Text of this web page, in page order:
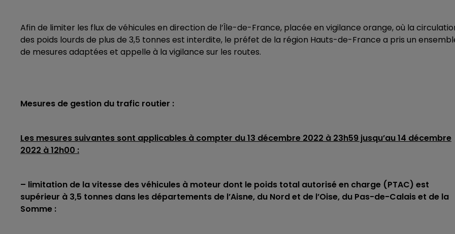
Afin de limiter les flux de véhicules en direction de l’Île-de-France, placée en vigilance orange, où la
des poids lourds de plus de 3,5 tonnes est interdite, le préfet de la région Hauts-de-France a pris un
de mesures adaptées et appelle à la vigilance sur les routes.
Mesures de gestion du trafic routier :
Les mesures suivantes sont applicables à compter du 13 décembre 2022 à 23h59 jusqu’au 14 décembre
2022 à 12h00 :
– limitation de la vitesse des véhicules à moteur dont le poids total autorisé en charge (PTAC) est
supérieur à 3,5 tonnes dans les départements de l’Aisne, du Nord et de l’Oise, du Pas-de-Calais et de la
Somme :